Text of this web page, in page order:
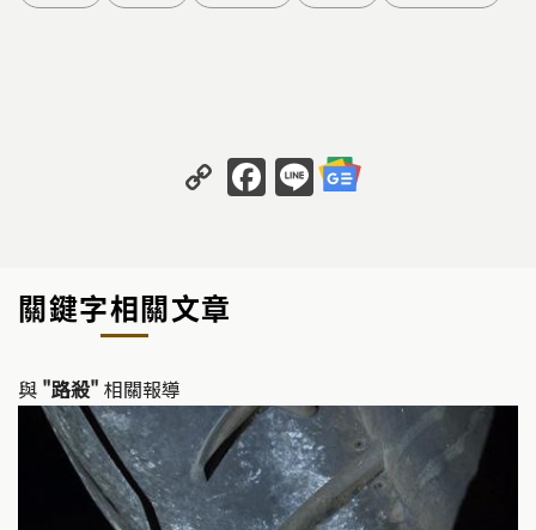
C
o
y
Li
k
F
a
o
k
Li
n
關鍵字相關文章
與 "路殺" 相關報導